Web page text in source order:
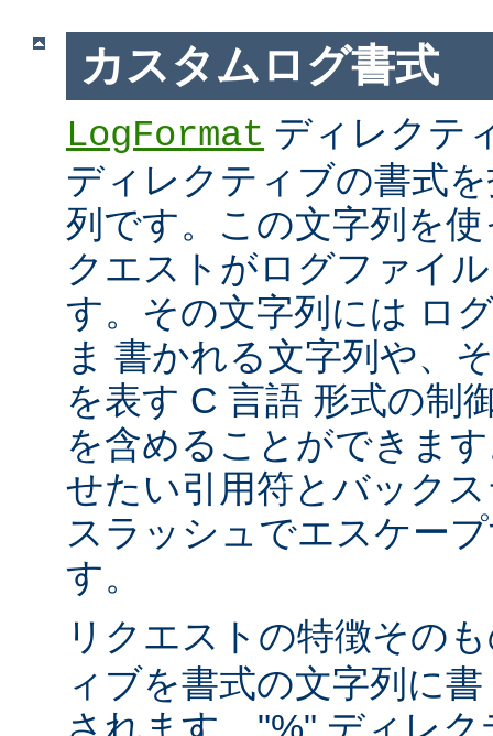
カスタムログ書式
LogFormat ディレクテ
ディレクティブの書式
列です。この文字列を
クエストがログファイ
す。その文字列には ロ
ま 書かれる文字列や、
を表す C 言語 形式の制
を含めることができま
せたい引用符とバック
スラッシュでエスケー
す。
リクエストの特徴その
ィブを書式の文字列に
されます。"%" ディレ